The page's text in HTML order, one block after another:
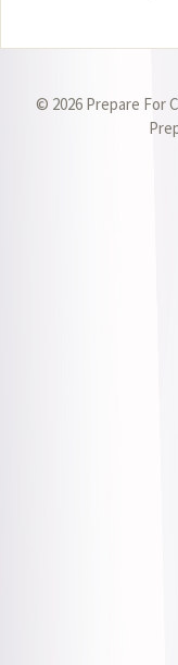
© 2026 Prepare For